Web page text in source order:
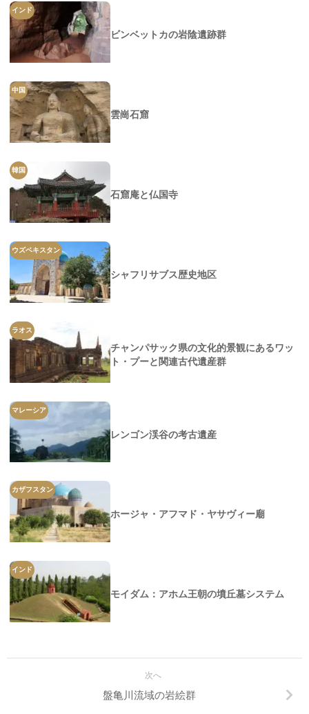
インド
ビンベットカの岩陰遺跡群
中国
雲崗石窟
韓国
石窟庵と仏国寺
ウズベキスタン
シャフリサブス歴史地区
ラオス
チャンパサック県の文化的景観にあるワッ
ト・プーと関連古代遺産群
マレーシア
レンゴン渓谷の考古遺産
カザフスタン
ホージャ・アフマド・ヤサヴィー廟
インド
モイダム：アホム王朝の墳丘墓システム
次へ
盤亀川流域の岩絵群